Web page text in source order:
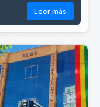
Leer más